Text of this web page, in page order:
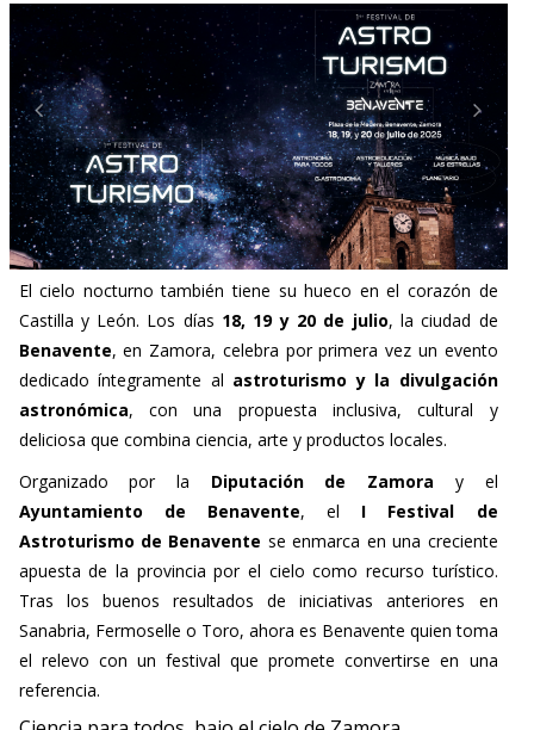
Previous Next
El cielo nocturno también tiene su hueco en el corazón de
Castilla y León. Los días 18, 19 y 20 de julio, la ciudad de
Benavente, en Zamora, celebra por primera vez un evento
dedicado íntegramente al astroturismo y la divulgación
astronómica, con una propuesta inclusiva, cultural y
deliciosa que combina ciencia, arte y productos locales.
Organizado por la Diputación de Zamora y el
Ayuntamiento de Benavente, el I Festival de
Astroturismo de Benavente se enmarca en una creciente
apuesta de la provincia por el cielo como recurso turístico.
Tras los buenos resultados de iniciativas anteriores en
Sanabria, Fermoselle o Toro, ahora es Benavente quien toma
el relevo con un festival que promete convertirse en una
referencia.